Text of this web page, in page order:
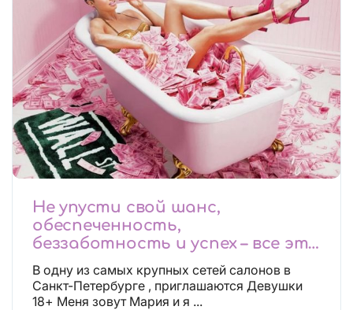
Не упусти свой шанс,
обеспеченность,
беззаботность и успех – все это
будет уже завтра, поспеши!
Лучшие условия!
В одну из самых крупных сетей салонов в
Санкт-Петербурге , приглашаются Девушки
18+ Меня зовут Мария и я ...